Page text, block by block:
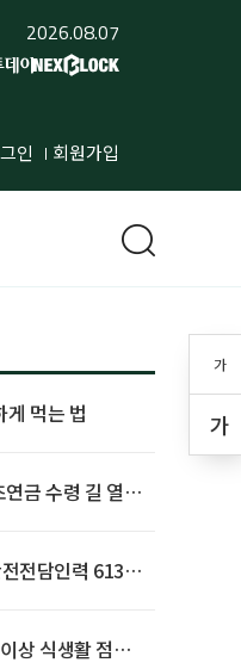
2026.08.07
인 회원가입
가
가
먹는 법
금 수령 길 열린
전담인력 613명
상 식생활 점수